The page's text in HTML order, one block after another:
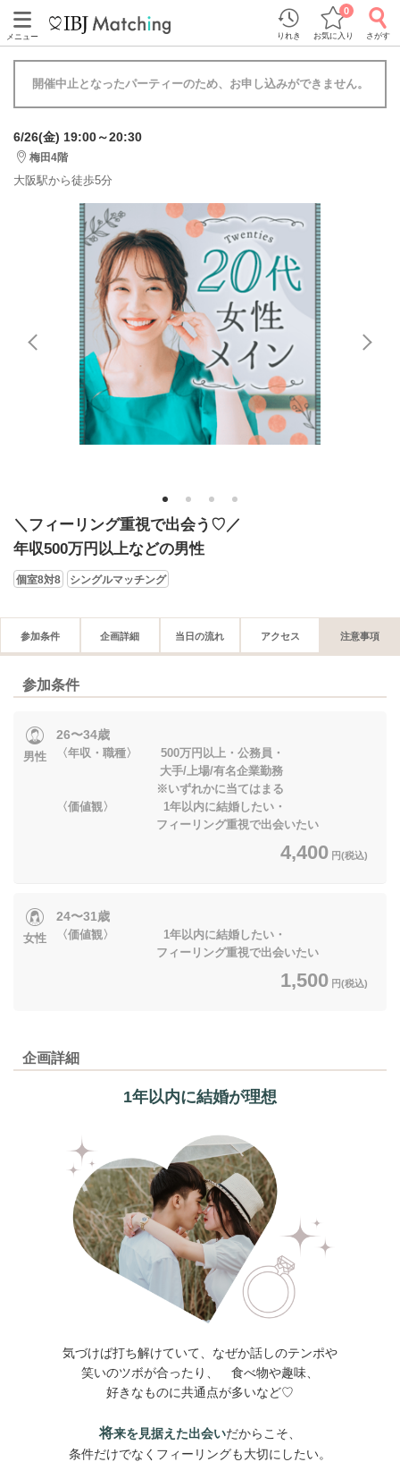
メニュー りれき お気に入り
0
さがす
開催中止となったパーティーのため、お申し込みができません。
6/26(金) 19:00～20:30
梅田4階
大阪駅から徒歩5分
1 2 3 4
＼フィーリング重視で出会う♡／
年収500万円以上などの男性
個室8対8 シングルマッチング
参加条件 企画詳細 当日の流れ アクセス 注意事項
参加条件
男性
26〜34歳
〈年収・職種〉 500万円以上・公務員・
大手/上場/有名企業勤務
※いずれかに当てはまる
〈価値観〉 1年以内に結婚したい・
フィーリング重視で出会いたい
4,400 円(税込)
女性
24〜31歳
〈価値観〉 1年以内に結婚したい・
フィーリング重視で出会いたい
1,500 円(税込)
企画詳細
1年以内に結婚が理想
気づけば打ち解けていて、なぜか話しのテンポや
笑いのツボが合ったり、 食べ物や趣味、
好きなものに共通点が多いなど♡
将来を見据えた出会いだからこそ、
条件だけでなくフィーリングも大切にしたい。